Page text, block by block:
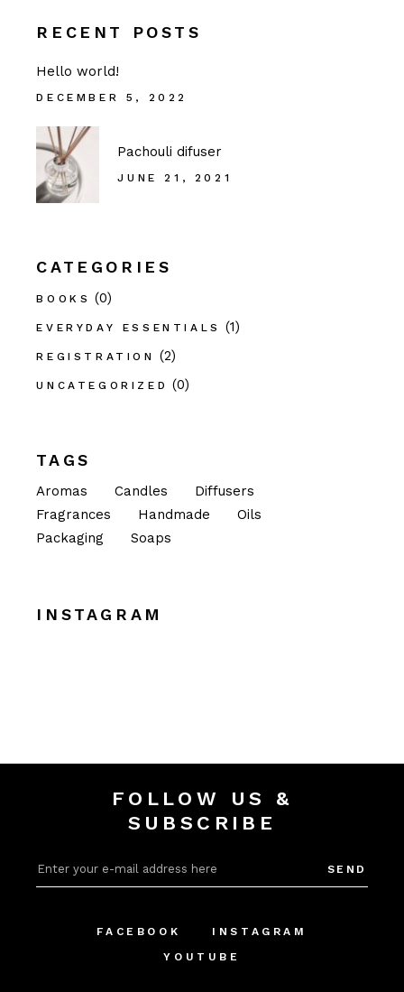
RECENT POSTS
Hello world!
DECEMBER 5, 2022
Pachouli difuser
JUNE 21, 2021
CATEGORIES
BOOKS (0)
EVERYDAY ESSENTIALS (1)
REGISTRATION (2)
UNCATEGORIZED (0)
TAGS
Aromas Candles
Diffusers
Fragrances
Handmade
Oils
Packaging
Soaps
INSTAGRAM
FOLLOW US &
SUBSCRIBE
SEND
FACEBOOK
INSTAGRAM
YOUTUBE